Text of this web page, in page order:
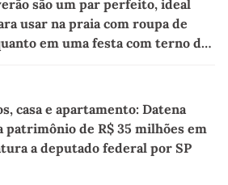
são um par perfeito, ideal
usar na praia com roupa de
em uma festa com terno de
casa e apartamento: Datena
patrimônio de R$ 35 milhões em
a deputado federal por SP